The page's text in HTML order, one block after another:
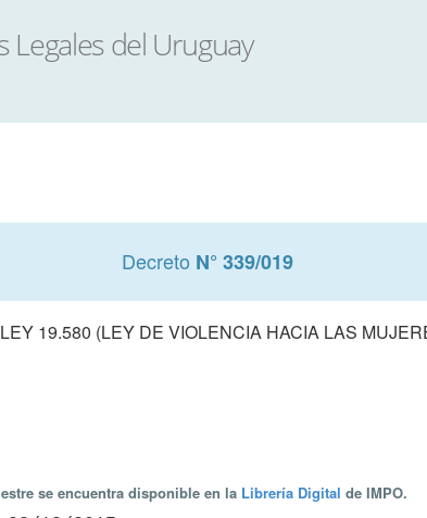
Decreto N° 339/019
19.580 (LEY DE VIOLENCIA HACIA LAS
se encuentra disponible en la Librería Digital de IMPO.